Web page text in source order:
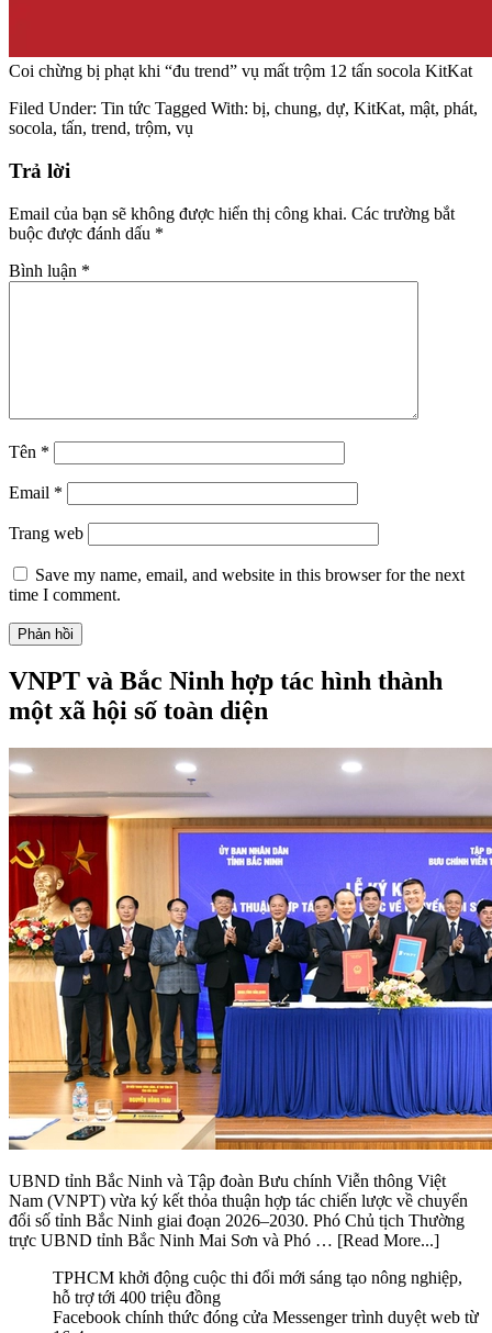
Coi chừng bị phạt khi “đu trend” vụ mất trộm 12 tấn socola KitKat
Filed Under: Tin tức Tagged With: bị, chung, dự, KitKat, mật, phát,
socola, tấn, trend, trộm, vụ
Trả lời
Email của bạn sẽ không được hiển thị công khai. Các trường bắt
buộc được đánh dấu *
Bình luận *
Tên *
Email *
Trang web
Save my name, email, and website in this browser for the next
time I comment.
VNPT và Bắc Ninh hợp tác hình thành
một xã hội số toàn diện
UBND tỉnh Bắc Ninh và Tập đoàn Bưu chính Viễn thông Việt
Nam (VNPT) vừa ký kết thỏa thuận hợp tác chiến lược về chuyển
đổi số tỉnh Bắc Ninh giai đoạn 2026–2030. Phó Chủ tịch Thường
trực UBND tỉnh Bắc Ninh Mai Sơn và Phó … [Read More...]
TPHCM khởi động cuộc thi đổi mới sáng tạo nông nghiệp,
hỗ trợ tới 400 triệu đồng
Facebook chính thức đóng cửa Messenger trình duyệt web từ